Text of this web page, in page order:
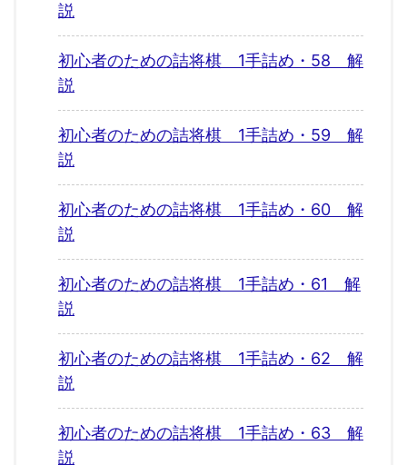
説
初心者のための詰将棋 1手詰め・58 解
説
初心者のための詰将棋 1手詰め・59 解
説
初心者のための詰将棋 1手詰め・60 解
説
初心者のための詰将棋 1手詰め・61 解
説
初心者のための詰将棋 1手詰め・62 解
説
初心者のための詰将棋 1手詰め・63 解
説